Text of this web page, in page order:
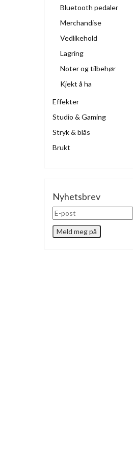
Bluetooth pedaler
Merchandise
Vedlikehold
Lagring
Noter og tilbehør
Kjekt å ha
Effekter
Studio & Gaming
Stryk & blås
Brukt
Nyhetsbrev